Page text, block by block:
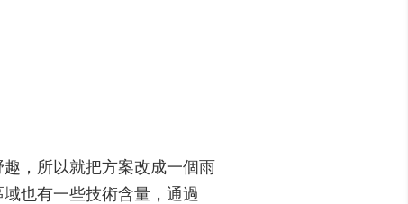
，所以就把方案改成一個雨
也有一些技術含量，通過